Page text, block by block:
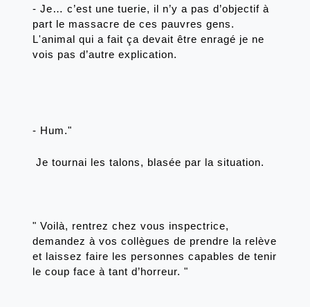
- Je… c’est une tuerie, il n’y a pas d’objectif à
part le massacre de ces pauvres gens.
L'animal qui a fait ça devait être enragé je ne
vois pas d’autre explication.
- Hum."
Je tournai les talons, blasée par la situation.
" Voilà, rentrez chez vous inspectrice,
demandez à vos collègues de prendre la relève
et laissez faire les personnes capables de tenir
le coup face à tant d’horreur. "